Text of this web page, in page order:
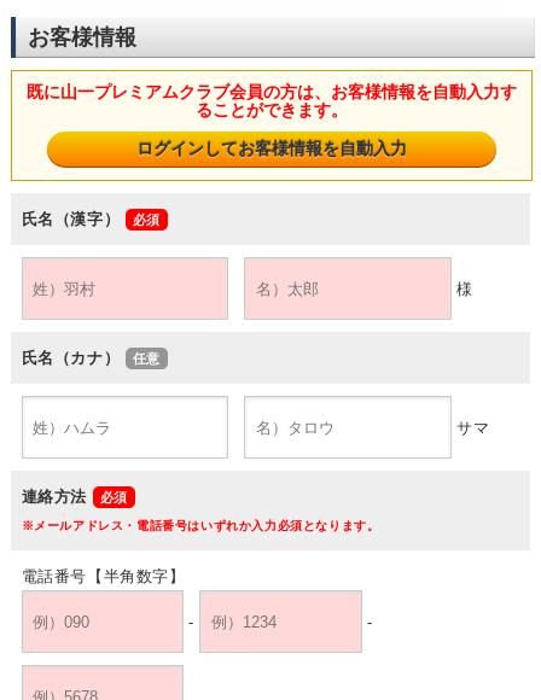
お客様情報
既に山一プレミアムクラブ会員の方は、お客様情報を自動入力す
ることができます。
氏名（漢字）
様
氏名（カナ）
サマ
連絡方法
※メールアドレス・電話番号はいずれか入力必須となります。
電話番号【半角数字】
- -